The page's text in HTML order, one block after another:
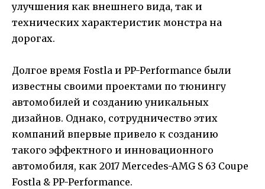
улучшения как внешнего вида, так и
технических характеристик монстра на
дорогах.
Долгое время Fostla и PP-Performance были
известны своими проектами по тюнингу
автомобилей и созданию уникальных
дизайнов. Однако, сотрудничество этих
компаний впервые привело к созданию
такого эффектного и инновационного
автомобиля, как 2017 Mercedes-AMG S 63 Coupe
Fostla & PP-Performance.